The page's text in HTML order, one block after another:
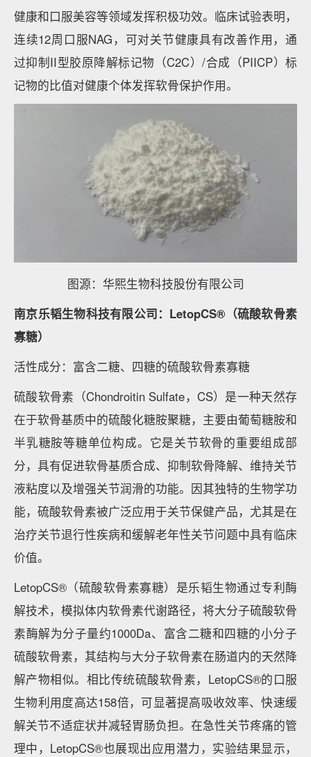
健康和口服美容等领域发挥积极功效。临床试验表明，
连续12周口服NAG，可对关节健康具有改善作用，通
过抑制II型胶原降解标记物（C2C）/合成（PIICP）标
记物的比值对健康个体发挥软骨保护作用。
图源：华熙生物科技股份有限公司
南京乐韬生物科技有限公司：LetopCS®（硫酸软骨素
寡糖）
活性成分：富含二糖、四糖的硫酸软骨素寡糖
硫酸软骨素（Chondroitin Sulfate，CS）是一种天然存
在于软骨基质中的硫酸化糖胺聚糖，主要由葡萄糖胺和
半乳糖胺等糖单位构成。它是关节软骨的重要组成部
分，具有促进软骨基质合成、抑制软骨降解、维持关节
液粘度以及增强关节润滑的功能。因其独特的生物学功
能，硫酸软骨素被广泛应用于关节保健产品，尤其是在
治疗关节退行性疾病和缓解老年性关节问题中具有临床
价值。
LetopCS®（硫酸软骨素寡糖）是乐韬生物通过专利酶
解技术，模拟体内软骨素代谢路径，将大分子硫酸软骨
素酶解为分子量约1000Da、富含二糖和四糖的小分子
硫酸软骨素，其结构与大分子软骨素在肠道内的天然降
解产物相似。相比传统硫酸软骨素，LetopCS®的口服
生物利用度高达158倍，可显著提高吸收效率、快速缓
解关节不适症状并减轻胃肠负担。在急性关节疼痛的管
理中，LetopCS®也展现出应用潜力，实验结果显示，